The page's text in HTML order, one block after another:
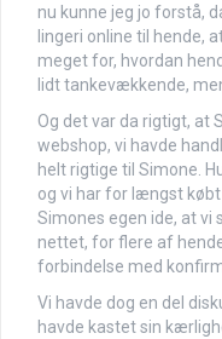
nu kunne jeg jo forstå,
lingeri online til hende,
meget for, hvordan
lidt tankevækkende,
Og det var da rigtigt, at
webshop, vi havde
helt rigtige til Simone.
og vi har for længst
Simones egen ide, at vi
nettet, for flere af
forbindelse med
Vi havde dog en del
havde kastet sin